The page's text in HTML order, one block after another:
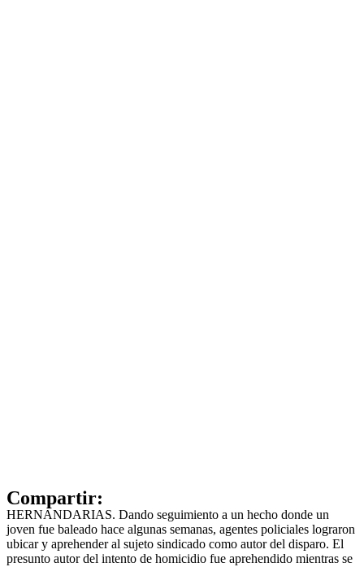
Compartir:
HERNANDARIAS. Dando seguimiento a un hecho donde un
joven fue baleado hace algunas semanas, agentes policiales lograron
ubicar y aprehender al sujeto sindicado como autor del disparo. El
presunto autor del intento de homicidio fue aprehendido mientras se